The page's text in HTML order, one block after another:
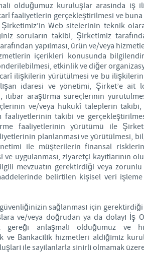
olduğumuz kuruluşlar arasında iş
faaliyetlerin gerçekleştirilmesi ve
Web sitelerinin teknik
soruların takibi, Şirketimiz
yapılması, ürün ve/veya
içerikleri konusunda
etkinlik ve diğer
ilişkilerin yürütülmesi ve bu
idaresi ve yönetimi, Şirket’e ait
itibar araştırma süreçlerinin
ve/veya hukukî taleplerin takibi,
takibi ve
faaliyetlerinin yürütümü ile
planlanması ve yürütülmesi,
ile müşterilerin finansal
uygulanması, ziyaretçi kayıtlarının
mevzuatın gerektirdiği veya zorunlu
belirtilen kişisel veri işleme
sağlanması için
ve/veya doğrudan ya da dolayı İş
gereği anlaşmalı olduğumuz ve
Bankacılık hizmetleri aldığımız
ile sayılanlarla sınırlı olmamak